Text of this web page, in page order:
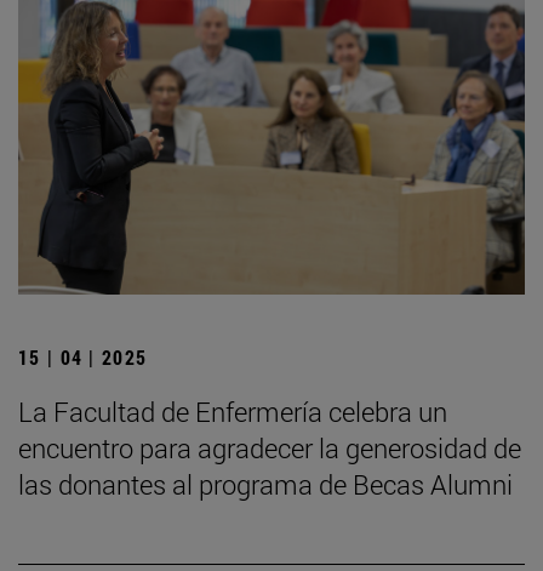
15 | 04 | 2025
La Facultad de Enfermería celebra un
encuentro para agradecer la generosidad de
las donantes al programa de Becas Alumni